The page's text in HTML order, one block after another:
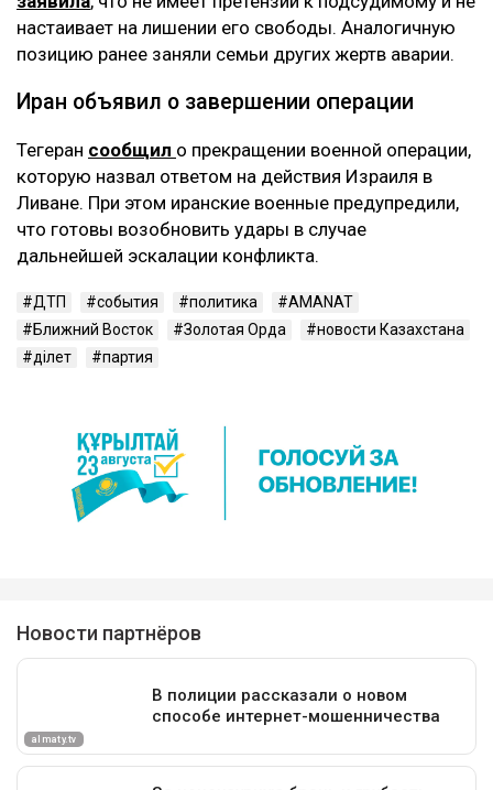
настаивает на лишении его свободы. Аналогичную
позицию ранее заняли семьи других жертв аварии.
Иран объявил о завершении операции
Тегеран сообщил о прекращении военной операции,
которую назвал ответом на действия Израиля в
Ливане. При этом иранские военные предупредили,
что готовы возобновить удары в случае
дальнейшей эскалации конфликта.
ДТП события политика
AMANAT
Ближний Восток
Золотая Орда
новости Казахстана
Әділет
партия